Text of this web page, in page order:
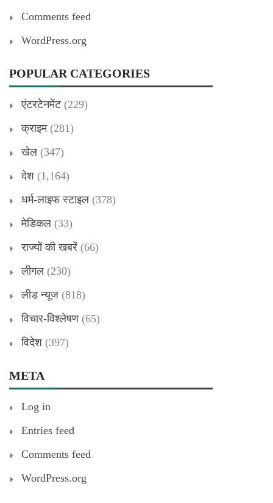
Comments feed
WordPress.org
POPULAR CATEGORIES
एंटरटेनमेंट(229)
क्राइम(281)
खेल (347)
देश (1,164)
धर्म-लाइफ स्टाइल (378)
मेडिकल (33)
राज्यों की खबरें (66)
लीगल (230)
लीड न्यूज (818)
विचार-विश्लेषण(65)
विदेश (397)
META
Log in
Entries feed
Comments feed
WordPress.org